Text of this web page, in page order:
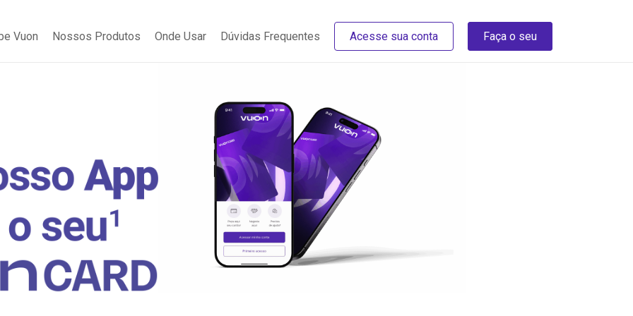
Vuon Nossos Produtos Onde Usar Dúvidas Frequentes Acesse sua conta Faça o seu